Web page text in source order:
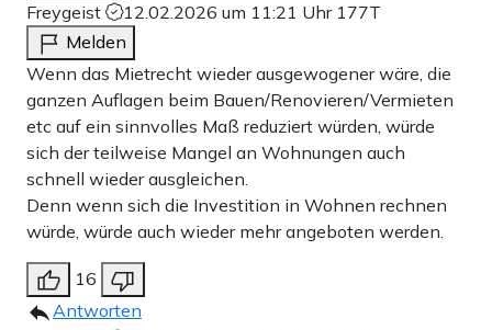
Freygeist 12.02.2026 um 11:21 Uhr 177T
Melden
Wenn das Mietrecht wieder ausgewogener wäre, die
ganzen Auflagen beim Bauen/Renovieren/Vermieten
etc auf ein sinnvolles Maß reduziert würden, würde
sich der teilweise Mangel an Wohnungen auch
schnell wieder ausgleichen.
Denn wenn sich die Investition in Wohnen rechnen
würde, würde auch wieder mehr angeboten werden.
16
Antworten